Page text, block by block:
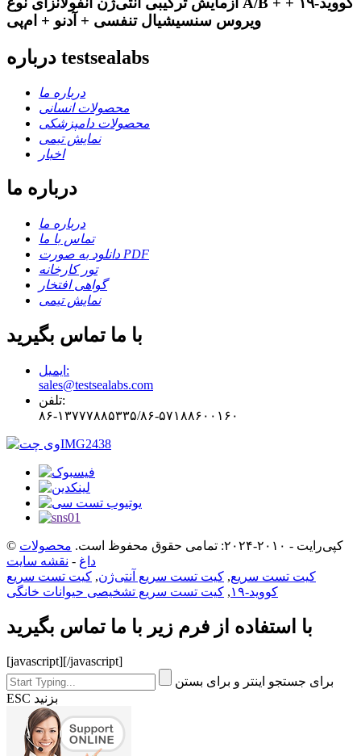
ویروس سنسیشیال تنفسی + آدنو + ام‌پی
درباره testsealabs
درباره ما
محصولات انسانی
محصولات دامپزشکی
نمایش تیمی
اخبار
درباره ما
درباره ما
تماس با ما
دانلود به صورت PDF
تور کارخانه
گواهی افتخار
نمایش تیمی
با ما تماس بگیرید
ایمیل:
sales@testsealabs.com
تلفن:
۸۶-۱۳۷۷۷۸۸۵۳۳۵/۸۶-۵۷۱۸۸۶۰۰۱۶۰
© کپی‌رایت - ۲۰۱۰-۲۰۲۴: تمامی حقوق محفوظ است.
محصولات
داغ - نقشه سایت
کیت تست سریع, کیت تست سریع آنتی‌ژن, کیت تست سریع
کووید-۱۹
, کیت تست سریع تشخیصی حیوانات خانگی
با استفاده از فرم زیر با ما تماس بگیرید
[javascript][/javascript]
برای جستجو اینتر و برای بستن
ESC بزنید